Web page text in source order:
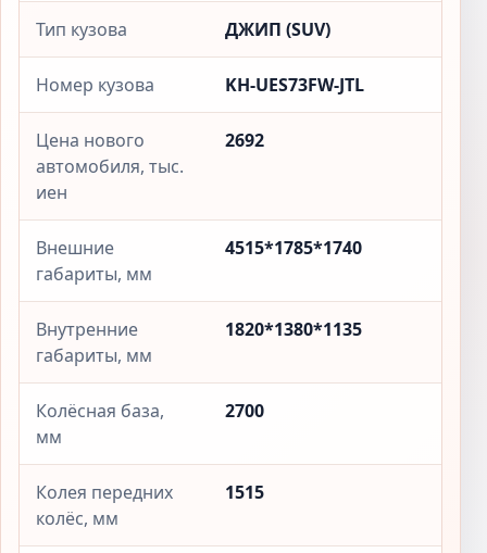
Тип кузова ДЖИП (SUV)
Номер кузова KH-UES73FW-JTL
Цена нового
автомобиля, тыс.
иен
2692
Внешние
габариты, мм
4515*1785*1740
Внутренние
габариты, мм
1820*1380*1135
Колёсная база,
мм
2700
Колея передних
колёс, мм
1515